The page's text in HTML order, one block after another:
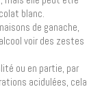
blanc.
de ganache,
voir des zestes
ou en partie, par
acidulées, cela